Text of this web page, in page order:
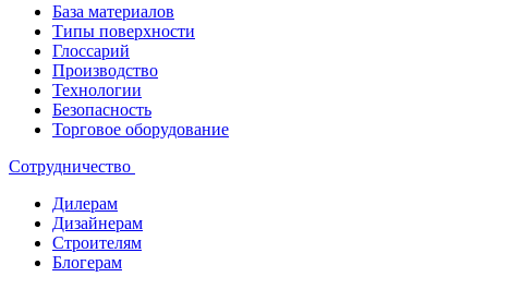
База материалов
Типы поверхности
Глоссарий
Производство
Технологии
Безопасность
Торговое оборудование
Сотрудничество
Дилерам
Дизайнерам
Строителям
Блогерам